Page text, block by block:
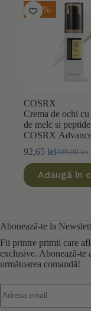
-15%
COSRX
Crema de ochi
de melc si peptide
COSRX
109,00lei
Prețul
a
fost:
92,65 leiPrețul
este:
92,65 lei.
Adaugă în
Abonează-te la
Fii printre primii care
exclusive. Abonează-te
următoarea comandă!